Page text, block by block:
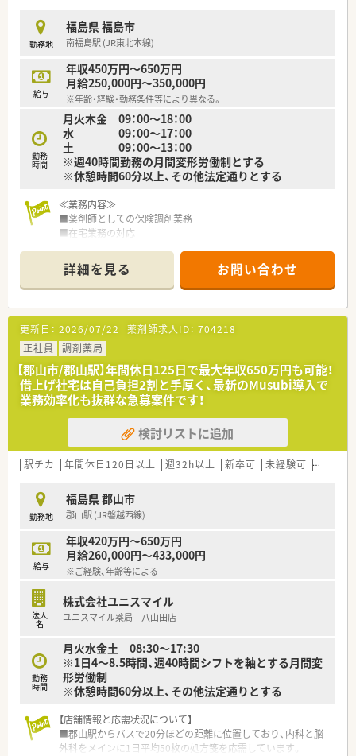
定資格制度などを導入し積極的に学ぶ環境を整備しています。
■「自宅通勤」「狭域エリア」「広域エリア」「全国コース」とライフ
スタイルに合わせて4つの勤務コースから選択する事が可能で
す。
■コースにより住宅手当、社宅補助制度が整備されており、会社
として手厚くフォローする体制が整っています。
■キャリアアップについても個人の志向に合わせた「マネジメン
トキャリア（エリア長⇒SV⇒支店長⇒支社長）」と「スペシャリス
トキャリア（専門認定を極めていく）」の2つコースが用意されて
います。
■「育休・育短の取得が100%（一般平均83.6％）」の取得実績があ
り且つ、「復帰率96%（一般平均40％）」と福利厚生面が充実して
勤務地
福島県 福島市
南福島駅 (JR東北本線)
給与
年収450万円～650万円
月給250,000円～350,000円
※年齢・経験・勤務条件等により異なる。
勤務
時間
月火木金 09：00～18：00
水 09：00～17：00
土 09：00～13：00
※週40時間勤務の月間変形労働制とする
※休憩時間60分以上、その他法定通りとする
≪業務内容≫
■薬剤師としての保険調剤業務
■在宅業務の対応
≪こんな店舗です≫
■マンションの1階に店舗はございます。
■メインの応需元クリニックは道路を挟んだ先にあります。
■駅からも徒歩数分の立地となっています。
■外観からは薬局内部は見えにくい店舗構造です。
≪こんな会社です≫
■全国で340店舗以上を展開する調剤チェーンです。
■在宅医療のパイオニアとして知られ、健康サポートに対する意
識も高い会社です。
■ほとんどの店舗で座り投薬を実践し、患者様に目線を合わせて
投薬を実施しています。
■店舗内にアロマコーナーやサプリメントコーナーを設置し予
防医療にも取り組んでいます。
定資格制度などを導入し積極的に学ぶ環境を整備しています。
■「自宅通勤」「狭域エリア」「広域エリア」「全国コース」とライフ
スタイルに合わせて4つの勤務コースから選択する事が可能で
す。
■コースにより住宅手当、社宅補助制度が整備されており、会社
として手厚くフォローする体制が整っています。
■キャリアアップについても個人の志向に合わせた「マネジメン
トキャリア（専門認定を極めていく）」の2つコースが用意されて
います。
り且つ、「復帰率96%（一般平均40％）」と福利厚生面が充実して
おり、子育て世代には非常に働きやすいです。
詳細を見る お問い合わせ
更新日： 2026/07/22 薬剤師求人ID： 704218
正社員
調剤薬局
【郡山市/郡山駅】年間休日125日で最大年収650万円も可能！
借上げ社宅は自己負担2割と手厚く、最新のMusubi導入で
業務効率化も抜群な急募案件です！
検討リストに追加
駅チカ 年間休日120日以上 週32h以上 新卒可 未経験可 ブラン
勤務地
福島県 郡山市
郡山駅 (JR磐越西線)
給与
年収420万円～650万円
月給260,000円～433,000円
※ご経験、年齢等による
法人
名
株式会社ユニスマイル
ユニスマイル薬局 八山田店
勤務
時間
月火水金土 08:30～17:30
※1日4～8.5時間、週40時間シフトを軸とする月間変
形労働制
※休憩時間60分以上、その他法定通りとする
【店舗情報と応需状況について】
■郡山駅からバスで20分ほどの距離に位置しており、内科と脳
外科をメインに1日平均50枚の処方箋を応需しています。